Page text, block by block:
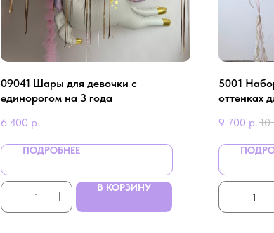
09041 Шары для девочки с
единорогом на 3 года
6 400 р.
ПОДРОБНЕЕ
В КОРЗИНУ
5001
оттенках
9 700 р. 10